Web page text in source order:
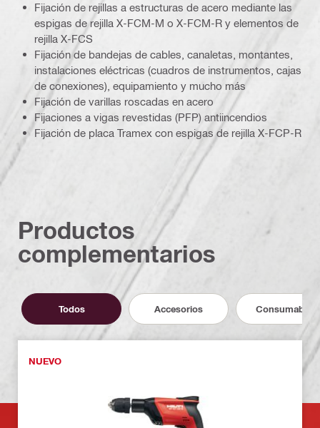
Fijación de rejillas a estructuras de acero mediante las
espigas de rejilla X-FCM-M o X-FCM-R y elementos de
rejilla X-FCS
Fijación de bandejas de cables, canaletas, montantes,
instalaciones eléctricas (cuadros de instrumentos, cajas
de conexiones), equipamiento y mucho más
Fijación de varillas roscadas en acero
Fijaciones a vigas revestidas (PFP) antiincendios
Fijación de placa Tramex con espigas de rejilla X-FCP-R
Productos
complementarios
Todos Accesorios Consumables
NUEVO